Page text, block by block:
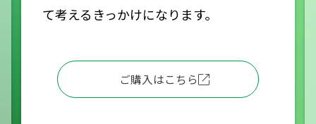
て考えるきっかけになります。
ご購入はこちら